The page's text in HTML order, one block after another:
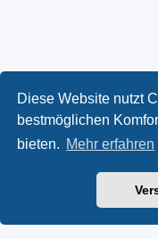
Diese Website nutzt
bestmöglichen
bieten. Mehr erfahren